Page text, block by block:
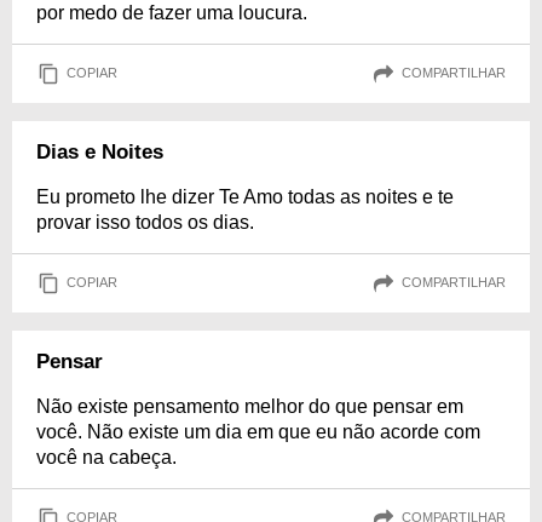
por medo de fazer uma loucura.
COPIAR COMPARTILHAR
Dias e Noites
Eu prometo lhe dizer Te Amo todas as noites e te
provar isso todos os dias.
COPIAR COMPARTILHAR
Pensar
Não existe pensamento melhor do que pensar em
você. Não existe um dia em que eu não acorde com
você na cabeça.
COPIAR COMPARTILHAR